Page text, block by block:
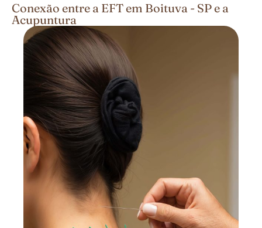
Conexão entre a EFT em Boituva - SP e a
Acupuntura